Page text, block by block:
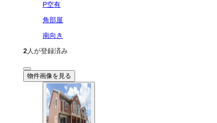
P空有
角部屋
南向き
2人が登録済み
物件画像を見る